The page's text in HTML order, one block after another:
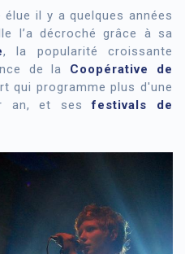
il y a quelques années
l’a décroché grâce à sa
, la popularité croissante
de la Coopérative de
qui programme plus d'une
an, et sesfestivals de